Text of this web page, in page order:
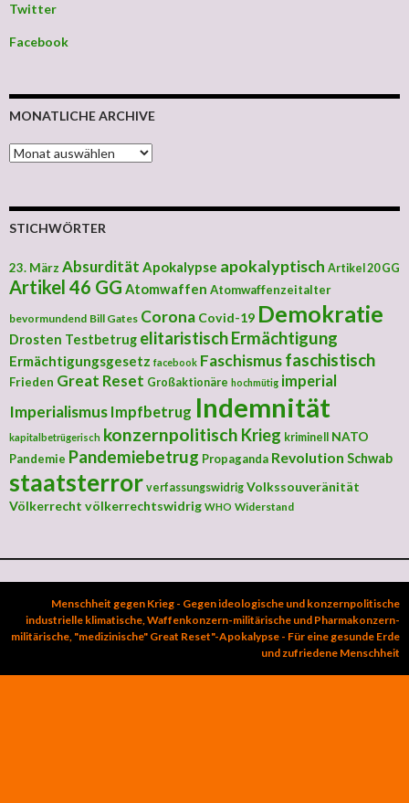
Twitter
Facebook
MONATLICHE ARCHIVE
MONATLICHE ARCHIVE
STICHWÖRTER
23. März Absurdität Apokalypse apokalyptisch Artikel 20 GG
Artikel 46 GG Atomwaffen Atomwaffenzeitalter
bevormundend Bill Gates Corona Covid-19 Demokratie
Drosten Testbetrug elitaristischErmächtigung
Ermächtigungsgesetz facebook Faschismusfaschistisch
Frieden Great Reset Großaktionäre hochmütig imperial
Imperialismus Impfbetrug Indemnität
kapitalbetrügerisch konzernpolitisch Krieg kriminell
NATO
Pandemie Pandemiebetrug Propaganda Revolution Schwab
staatsterror verfassungswidrig Volkssouveränität
Völkerrecht völkerrechtswidrig WHO Widerstand
Menschheit gegen Krieg - Gegen ideologische und konzernpolitische
industrielle klimatische, Waffenkonzern-militärische und Pharmakonzern-
militärische, "medizinische" Great Reset"-Apokalypse - Für eine gesunde Erde
und zufriedene Menschheit